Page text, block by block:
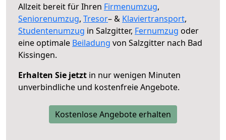
Allzeit bereit für Ihren Firmenumzug,
Seniorenumzug, Tresor– & Klaviertransport,
Studentenumzug in Salzgitter, Fernumzug oder
eine optimale Beiladung von Salzgitter nach Bad
Kissingen.
Erhalten Sie jetzt in nur wenigen Minuten
unverbindliche und kostenfreie Angebote.
Kostenlose Angebote erhalten